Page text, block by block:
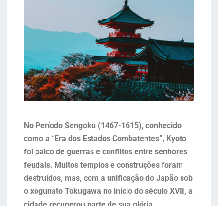
No Período Sengoku (1467-1615), conhecido
como a “Era dos Estados Combatentes”, Kyoto
foi palco de guerras e conflitos entre senhores
feudais. Muitos templos e construções foram
destruídos, mas, com a unificação do Japão sob
o xogunato Tokugawa no início do século XVII, a